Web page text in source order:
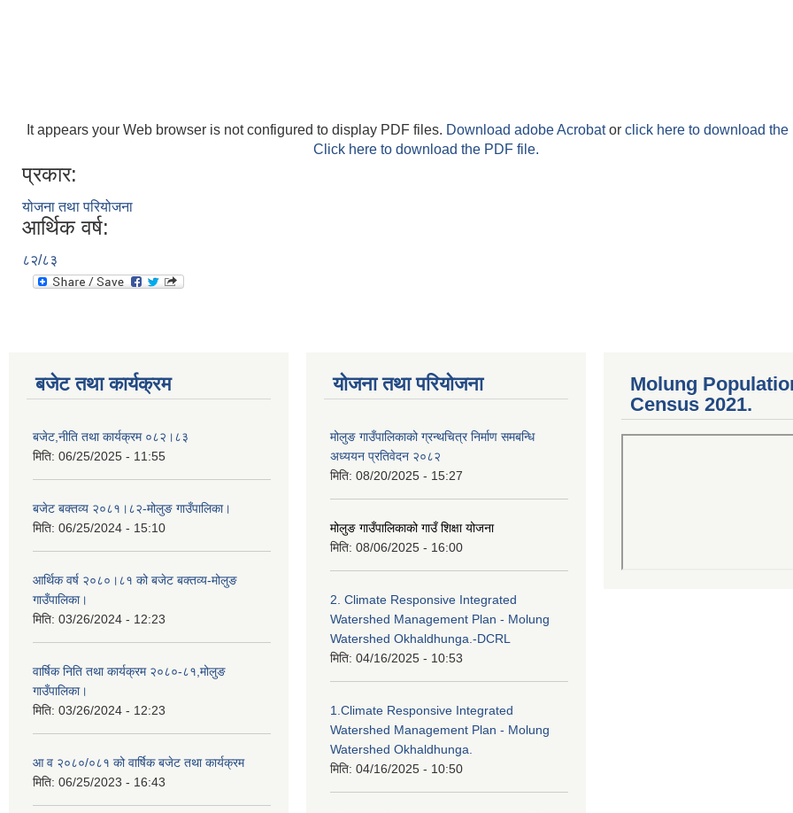
It appears your Web browser is not configured to display PDF files. Download adobe Acrobator click here to download the
Click here to download the PDF file.
प्रकार:
योजना तथा परियोजना
आर्थिक वर्ष:
८२/८३
बजेट तथा कार्यक्रम
बजेट,नीति तथा कार्यक्रम ०८२।८३
मिति: 06/25/2025 - 11:55
बजेट बक्तव्य २०८१।८२-मोलुङ गाउँपालिका।
मिति: 06/25/2024 - 15:10
आर्थिक वर्ष २०८०।८१ को बजेट बक्तव्य-मोलुङ
गाउँपालिका।
मिति: 03/26/2024 - 12:23
वार्षिक निति तथा कार्यक्रम २०८०-८१,मोलुङ
गाउँपालिका।
मिति: 03/26/2024 - 12:23
आ व २०८०/०८१ को वार्षिक बजेट तथा कार्यक्रम
मिति: 06/25/2023 - 16:43
योजना तथा परियोजना
मोलुङ गाउँपालिकाको ग्रन्थचित्र निर्माण समबन्धि
अध्ययन प्रतिवेदन २०८२
मिति: 08/20/2025 - 15:27
मोलुङ गाउँपालिकाको गाउँ शिक्षा योजना
मिति: 08/06/2025 - 16:00
2. Climate Responsive Integrated
Watershed Management Plan - Molung
Watershed Okhaldhunga.-DCRL
मिति: 04/16/2025 - 10:53
1.Climate Responsive Integrated
Watershed Management Plan - Molung
Watershed Okhaldhunga.
मिति: 04/16/2025 - 10:50
Molung
Census 2021.